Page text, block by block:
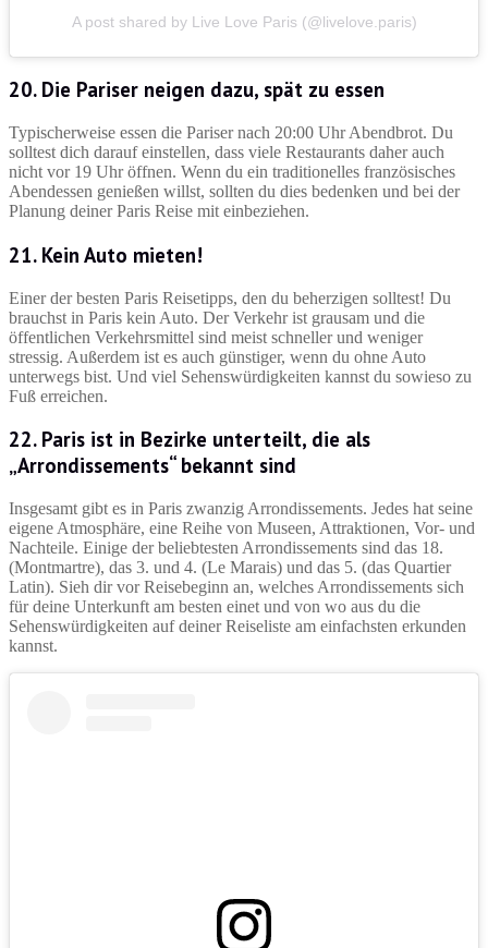
A post shared by Live Love Paris (@livelove.paris)
20. Die Pariser neigen dazu, spät zu essen
Typischerweise essen die Pariser nach 20:00 Uhr Abendbrot. Du
solltest dich darauf einstellen, dass viele Restaurants daher auch
nicht vor 19 Uhr öffnen. Wenn du ein traditionelles französisches
Abendessen genießen willst, sollten du dies bedenken und bei der
Planung deiner Paris Reise mit einbeziehen.
21. Kein Auto mieten!
Einer der besten Paris Reisetipps, den du beherzigen solltest! Du
brauchst in Paris kein Auto. Der Verkehr ist grausam und die
öffentlichen Verkehrsmittel sind meist schneller und weniger
stressig. Außerdem ist es auch günstiger, wenn du ohne Auto
unterwegs bist. Und viel Sehenswürdigkeiten kannst du sowieso zu
Fuß erreichen.
22. Paris ist in Bezirke unterteilt, die als
„Arrondissements“ bekannt sind
Insgesamt gibt es in Paris zwanzig Arrondissements. Jedes hat seine
eigene Atmosphäre, eine Reihe von Museen, Attraktionen, Vor- und
Nachteile. Einige der beliebtesten Arrondissements sind das 18.
(Montmartre), das 3. und 4. (Le Marais) und das 5. (das Quartier
Latin). Sieh dir vor Reisebeginn an, welches Arrondissements sich
für deine Unterkunft am besten einet und von wo aus du die
Sehenswürdigkeiten auf deiner Reiseliste am einfachsten erkunden
kannst.